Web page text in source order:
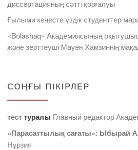
диссертацияның сәтті қорғалуы
Ғылыми кеңесте үздік студенттер
«Bolashaq» Академиясының
және зерттеуші Мауен Хамзиннің
СОҢҒЫ ПІКІРЛЕР
тесттуралы Главный редактор
«Парасаттылық сағаты»: Ыбырай
Нұрзия